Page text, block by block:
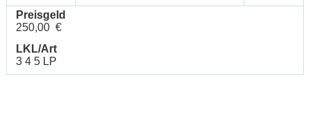
Preisgeld
250,00 €
LKL/Art
3 4 5 LP